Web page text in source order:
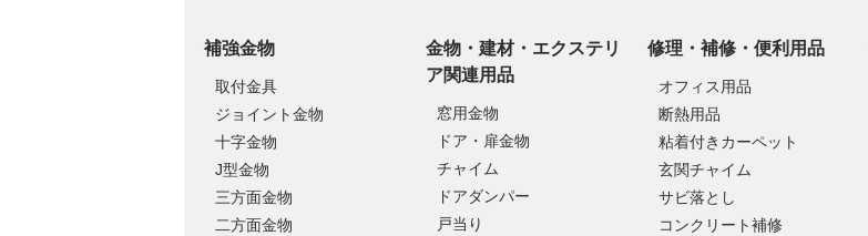
補強金物
取付金具
ジョイント金物
十字金物
J型金物
三方面金物
二方面金物
金物・建材・エクステリ
ア関連用品
窓用金物
ドア・扉金物
チャイム
ドアダンパー
戸当り
修理・補修・便利用品
オフィス用品
断熱用品
粘着付きカーペット
玄関チャイム
サビ落とし
コンクリート補修